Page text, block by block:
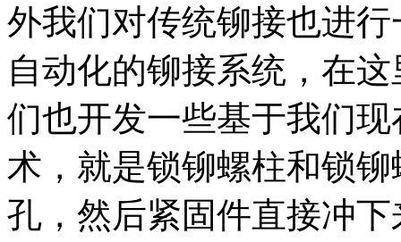
外我们对传统铆接也进
自动化的铆接系统，在
们也开发一些基于我们
术，就是锁铆螺柱和锁
孔，然后紧固件直接冲